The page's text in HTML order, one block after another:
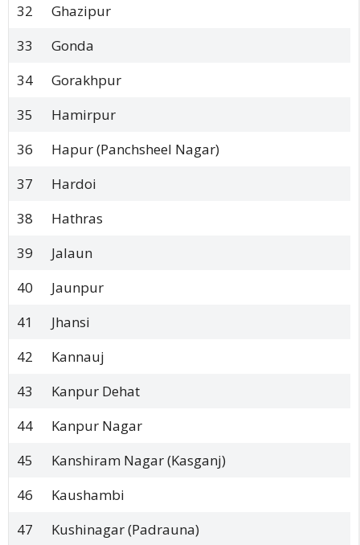
32
Ghazipur
33
Gonda
34
Gorakhpur
35
Hamirpur
36
Hapur (Panchsheel Nagar)
37
Hardoi
38
Hathras
39
Jalaun
40
Jaunpur
41
Jhansi
42
Kannauj
43
Kanpur Dehat
44
Kanpur Nagar
45
Kanshiram Nagar (Kasganj)
46
Kaushambi
47
Kushinagar (Padrauna)